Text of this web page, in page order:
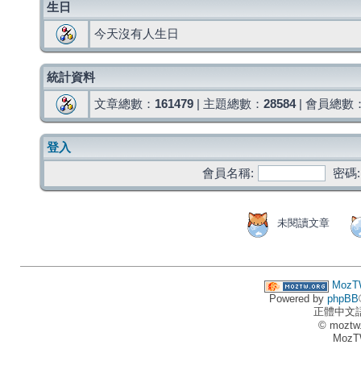
生日
今天沒有人生日
統計資料
文章總數： 161479 | 主題總數： 28584| 會員總數
登入
會員名稱:
密碼:
未閱讀文章
Powered by phpBB
正體中文
©